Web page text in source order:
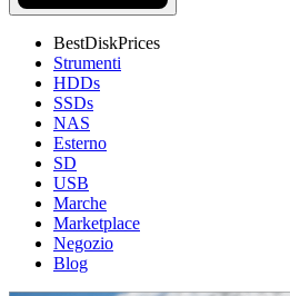
BestDiskPrices
Strumenti
HDDs
SSDs
NAS
Esterno
SD
USB
Marche
Marketplace
Negozio
Blog